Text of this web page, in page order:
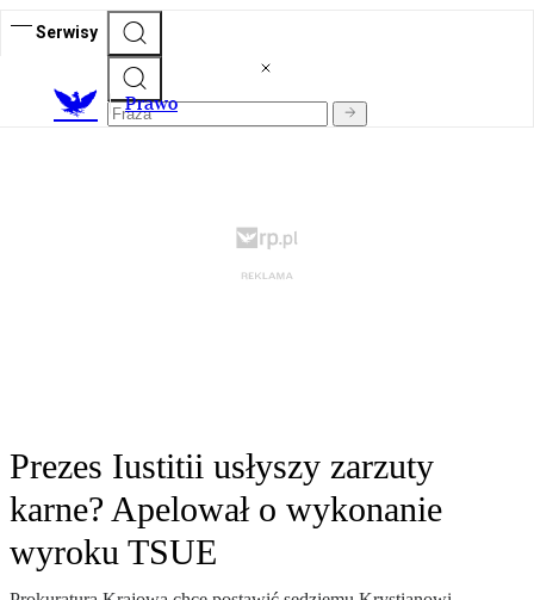
Serwisy
Prawo
Prezes Iustitii usłyszy zarzuty
karne? Apelował o wykonanie
wyroku TSUE